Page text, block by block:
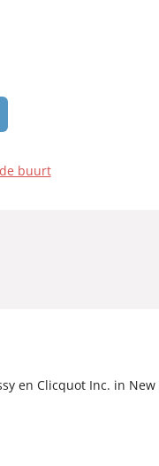
buurt
en Clicquot Inc. in New